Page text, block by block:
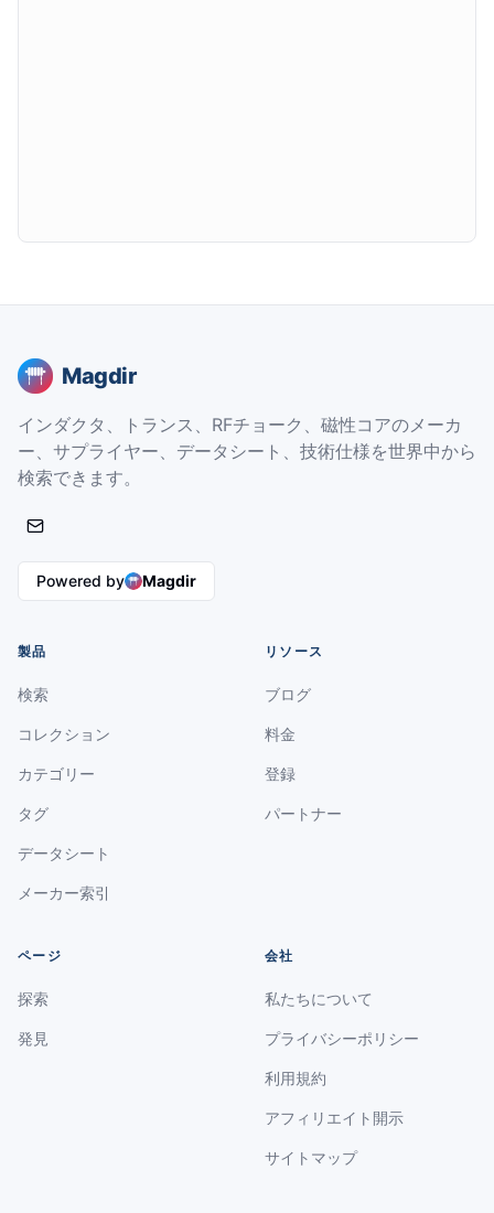
Magdir
インダクタ、トランス、RFチョーク、磁性コアのメーカ
ー、サプライヤー、データシート、技術仕様を世界中から
検索できます。
Powered by Magdir
製品
検索
コレクション
カテゴリー
タグ
データシート
メーカー索引
リソース
ブログ
料金
登録
パートナー
ページ
探索
発見
会社
私たちについて
プライバシーポリシー
利用規約
アフィリエイト開示
サイトマップ